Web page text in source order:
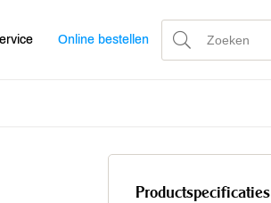
Online bestellen
Productspecificaties